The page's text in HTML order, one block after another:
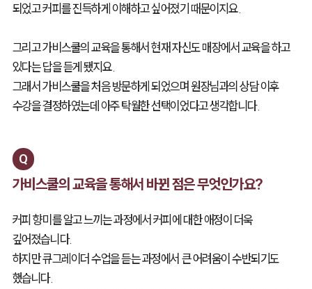
되었고 커피를 진득하게 이해하고 싶어졌기 때문이지요.
그리고 가비스쿨의 교육을 통해서 현재 자신도 매장에서 교육을 하고
있다는 답을 듣게 됐지요.
그래서 가비스쿨을 처음 방문하게 되었으며 원장님과의 상담 이후
수강을 결정하였는데 아주 탁월한 선택이었다고 생각합니다.
Q
가비스쿨의 교육을 통해서 바뀐 점은 무엇인가요?
커피 향미를 알고 느끼는 과정에서 커피에 대한 애정이 더욱
깊어졌습니다.
하지만 큐그레이더 수업을 듣는 과정에서 큰 어려움이 수반되기도
했습니다.